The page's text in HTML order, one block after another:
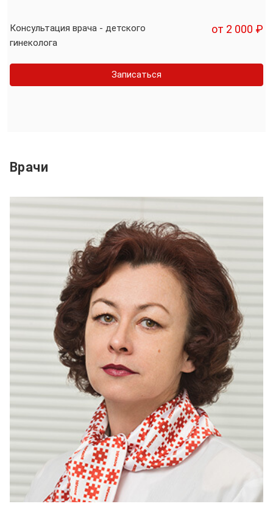
Консультация врача - детского
гинеколога
от 2 000 ₽
Записаться
Врачи